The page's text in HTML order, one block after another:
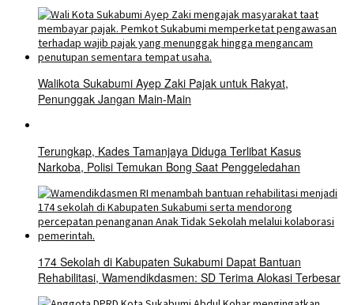
Walikota Sukabumi Ayep Zaki Pajak untuk Rakyat,
Penunggak Jangan Main-Main
Terungkap, Kades Tamanjaya Diduga Terlibat Kasus
Narkoba, Polisi Temukan Bong Saat Penggeledahan
174 Sekolah di Kabupaten Sukabumi Dapat Bantuan
Rehabilitasi, Wamendikdasmen: SD Terima Alokasi Terbesar